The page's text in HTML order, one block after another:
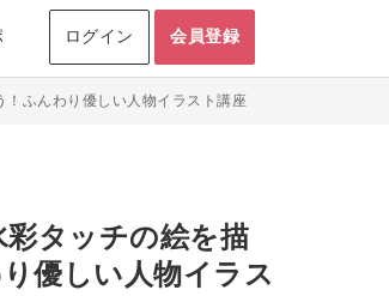
ログイン 会員登録
！ふんわり優しい人物イラスト講座
彩タッチの絵を描
優しい人物イラス